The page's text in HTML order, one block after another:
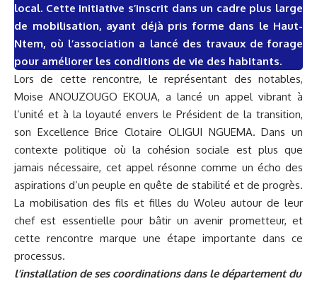
local. Cette initiative s’inscrit dans un cadre plus large
de mobilisation, ayant déjà pris forme dans le Haut-
Ntem, où l’association a lancé des travaux de forage
pour améliorer les conditions de vie des habitants.
Lors de cette rencontre, le représentant des notables,
Moise ANOUZOUGO EKOUA, a lancé un appel vibrant à
l’unité et à la loyauté envers le Président de la transition,
son Excellence Brice Clotaire OLIGUI NGUEMA. Dans un
contexte politique où la cohésion sociale est plus que
jamais nécessaire, cet appel résonne comme un écho des
aspirations d’un peuple en quête de stabilité et de progrès.
La mobilisation des fils et filles du Woleu autour de leur
chef est essentielle pour bâtir un avenir prometteur, et
cette rencontre marque une étape importante dans ce
processus.
l’installation de ses coordinations dans le département du